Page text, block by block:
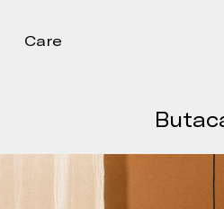
Care